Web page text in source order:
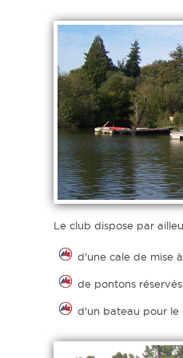
Le club dispose par
d'une cale de mise
de pontons
d'un bateau pour le